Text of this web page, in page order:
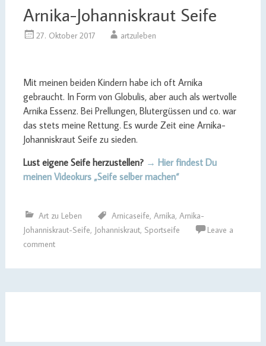
Arnika-Johanniskraut Seife
27. Oktober 2017 artzuleben
Mit meinen beiden Kindern habe ich oft Arnika
gebraucht. In Form von Globulis, aber auch als wertvolle
Arnika Essenz. Bei Prellungen, Blutergüssen und co. war
das stets meine Rettung. Es wurde Zeit eine Arnika-
Johanniskraut Seife zu sieden.
Lust eigene Seife herzustellen? → Hier findest Du
meinen Videokurs „Seife selber machen“
Art zu Leben Arnicaseife, Arnika, Arnika-
Johanniskraut-Seife, Johanniskraut, Sportseife
Leave a
comment